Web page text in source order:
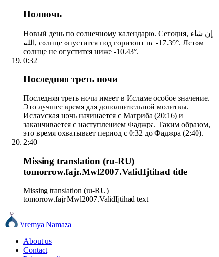
Полночь
Новый день по солнечному календарю. Сегодня, إن شاء
الله, солнце опустится под горизонт на -17.39°. Летом
солнце не опустится ниже -10.43°.
0:32
Последняя треть ночи
Последняя треть ночи имеет в Исламе особое значение.
Это лучшее время для дополнительной молитвы.
Исламская ночь начинается с Магриба (20:16) и
заканчивается с наступлением Фаджра. Таким образом,
это время охватывает период с 0:32 до Фаджра (2:40).
2:40
Missing translation (ru-RU)
tomorrow.fajr.Mwl2007.ValidIjtihad title
Missing translation (ru-RU)
tomorrow.fajr.Mwl2007.ValidIjtihad text
Vremya Namaza
About us
Contact